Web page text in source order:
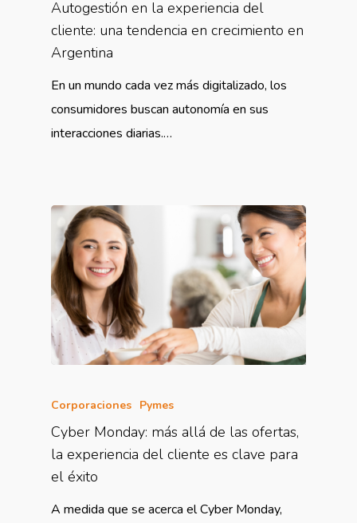
Autogestión en la experiencia del
cliente: una tendencia en crecimiento en
Argentina
En un mundo cada vez más digitalizado, los
consumidores buscan autonomía en sus
interacciones diarias.…
Corporaciones Pymes
Cyber Monday: más allá de las ofertas,
la experiencia del cliente es clave para
el éxito
A medida que se acerca el Cyber Monday,